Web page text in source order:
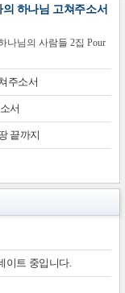
하나님 고쳐주소서
나님의 사람들 2집 Pour
주소서
서
끝까지
이트 중입니다.